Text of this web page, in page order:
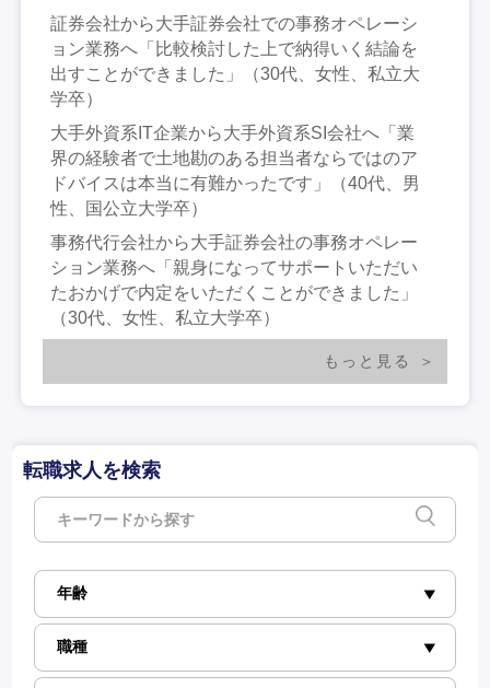
証券会社から大手証券会社での事務オペレーシ
ョン業務へ「比較検討した上で納得いく結論を
出すことができました」（30代、女性、私立大
学卒）
大手外資系IT企業から大手外資系SI会社へ「業
界の経験者で土地勘のある担当者ならではのア
ドバイスは本当に有難かったです」（40代、男
性、国公立大学卒）
事務代行会社から大手証券会社の事務オペレー
ション業務へ「親身になってサポートいただい
たおかげで内定をいただくことができました」
（30代、女性、私立大学卒）
もっと見る
転職求人を検索